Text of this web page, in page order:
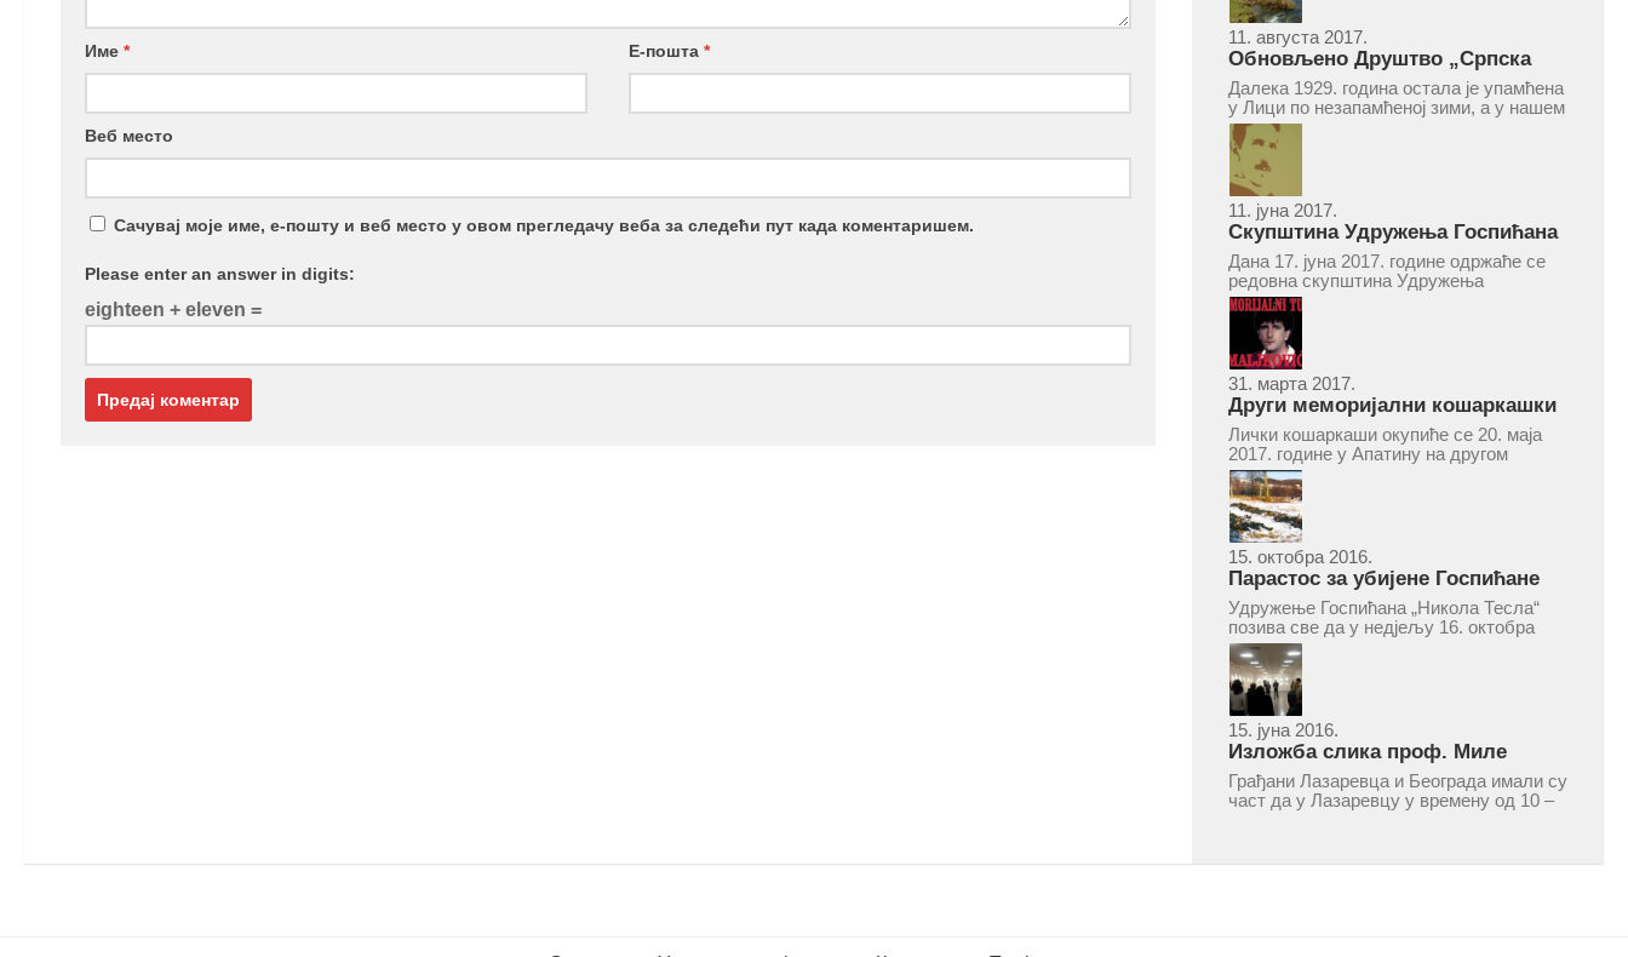
Име * Е-пошта*
Веб место
Сачувај моје име, е-пошту и веб место у овом прегледачу веба за следећи пут када коментаришем.
Please enter an answer in digits:
eighteen + eleven =
11. августа 2017.
Обновљено Друштво „Српска
народна читаоница и књижница“
у Врепцу
Далека 1929. година остала је упамћена
у Лици по незапамћеној зими, а у нашем
Врепцу и по оснивању Друштва „Српска
народна читаоница и књижница у
Врепцу“. Потакнути потребом за
културним и духовним уздизањем
група...
11. јуна 2017.
Скупштина Удружења Госпићана
„Никола Тесла“ у суботу 17. јуна
2017.
Дана 17. јуна 2017. године одржаће се
редовна скупштина Удружења
Госпићана „Никола Тесла“ Београд.
Скупштина ће се одржати у простору
ресторана „Тесла“, Савски трг бр. 9
Београд, у 11 часова. За Скупштину је
предложен...
31. марта 2017.
Други меморијални кошаркашки
турнир „Милан Маљковић
Маљак“ у Апатину 20. маја 2017.
Лички кошаркаши окупиће се 20. маја
2017. године у Апатину на другом
меморијалном кошаркашком турниру
„Милан Маљковић Маљак“. Као и
прошле године, учествоваће екипе
Госпића, Личког Осика, Плашког, као и
комбинована екипа кошаркаша из...
15. октобра 2016.
Парастос за убијене Госпићане
Удружење Госпићана „Никола Тесла“
позива све да у недјељу 16. октобра
2016, с почетком у 10.30 часова дођу
у цркву Светог оца Николаја у Борчи
(Улица Вука Караџића 1), гдје ће бити
служен парастос за...
15. јуна 2016.
Изложба слика проф. Миле
Рајшића у Лазаревцу
Грађани Лазаревца и Београда имали су
част да у Лазаревцу у времену од 10 –